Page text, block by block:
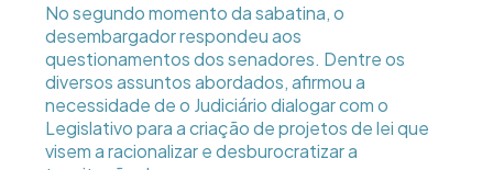
No segundo momento da sabatina, o
desembargador respondeu aos
questionamentos dos senadores. Dentre os
diversos assuntos abordados, afirmou a
necessidade de o Judiciário dialogar com o
Legislativo para a criação de projetos de lei que
visem a racionalizar e desburocratizar a